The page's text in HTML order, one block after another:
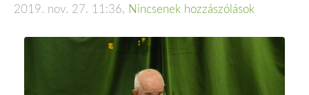
2019. nov. 27. 11:36, Nincsenek hozzászólások